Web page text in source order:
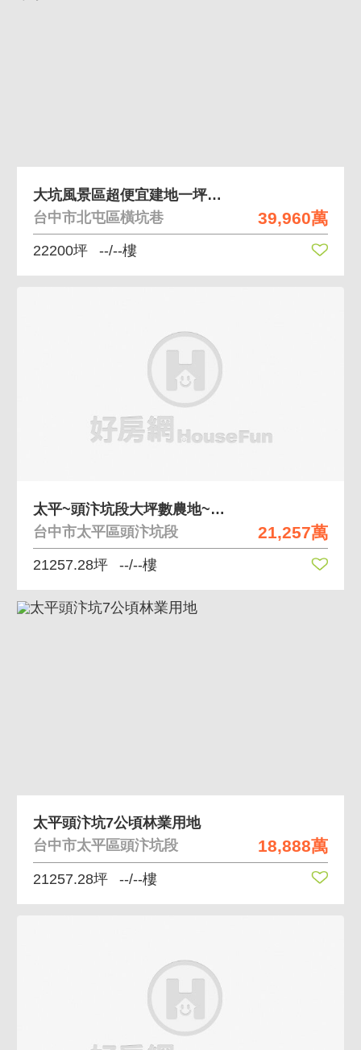
39,960萬
大坑風景區超便宜建地一坪只要18000元買要快下手
台中市北屯區橫坑巷
22200坪 --/--樓
21,257萬
太平~頭汴坑段大坪數農地~已分割多筆好規劃利用
台中市太平區頭汴坑段
21257.28坪 --/--樓
18,888萬
太平頭汴坑7公頃林業用地
台中市太平區頭汴坑段
21257.28坪 --/--樓